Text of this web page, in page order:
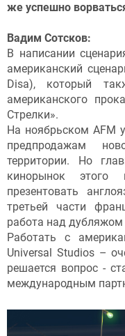
же успешно
Вадим Сотсков:
В написании
американский
Disa), который
американского
Стрелки».
На ноябрьском AFM
предпродажам
территории. Но
кинорынок
презентовать
третьей части
работа над дубляжом
Работать с
Universal Studios –
решается вопрос -
международным